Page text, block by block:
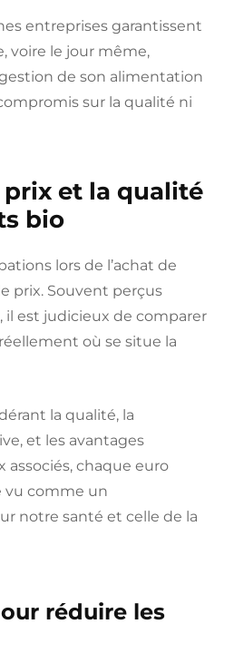
entreprises garantissent
voire le jour même,
de son alimentation
sur la qualité ni
prix et la qualité
bio
lors de l’achat de
prix. Souvent perçus
il est judicieux de comparer
où se situe la
la qualité, la
et les avantages
chaque euro
vu comme un
notre santé et celle de la
réduire les